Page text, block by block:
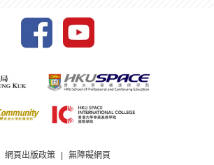
網頁出版政策
無障礙網頁